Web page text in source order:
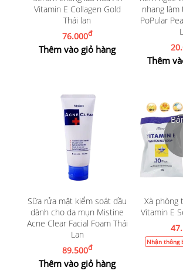
Vitamin E Collagen Gold
Thái lan
76.000đ
Thêm vào giỏ hàng
nhang làm
PoPular
Thêm
Sữa rửa mặt kiểm soát dầu
dành cho da mụn Mistine
Acne Clear Facial Foam Thái
Lan
89.500đ
Thêm vào giỏ hàng
Xà phòng
Vitamin E
Nhận thông